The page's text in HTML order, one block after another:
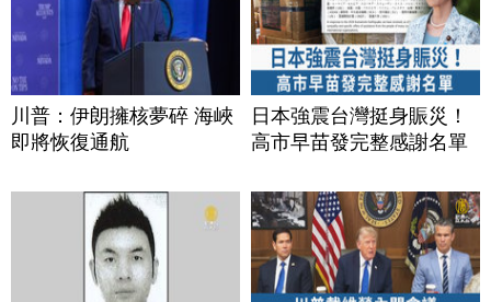
川普：伊朗擁核夢碎 海峽
即將恢復通航
日本強震台灣挺身賑災！
高市早苗發完整感謝名單